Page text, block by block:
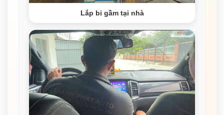
Lắp bi gầm tại nhà